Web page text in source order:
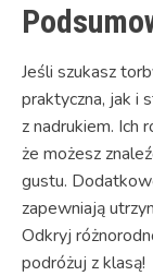
Jeśli szukasz
praktyczna, jak i
z nadrukiem. Ich
że możesz
gustu.
zapewniają
Odkryj
podróżuj z klasą!